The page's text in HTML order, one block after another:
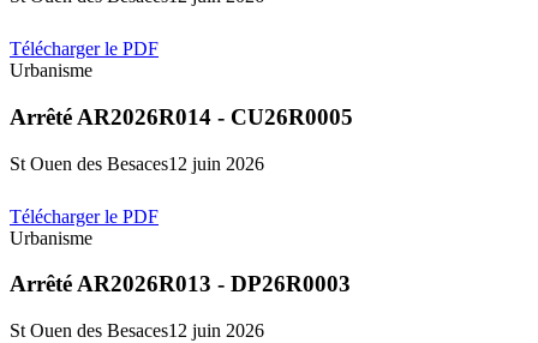
Télécharger le PDF
Urbanisme
Arrêté AR2026R014 - CU26R0005
St Ouen des Besaces12 juin 2026
Télécharger le PDF
Urbanisme
Arrêté AR2026R013 - DP26R0003
St Ouen des Besaces12 juin 2026